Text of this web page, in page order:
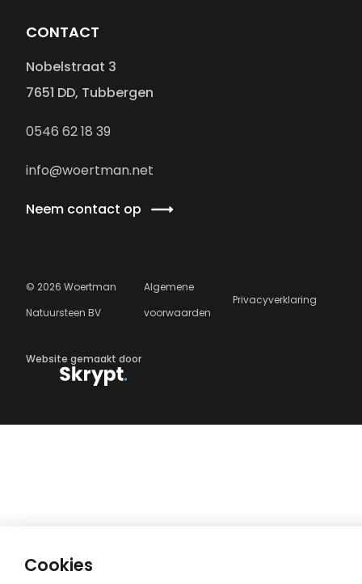
CONTACT
Nobelstraat 3
7651 DD, Tubbergen
0546 62 18 39
info@woertman.net
Neem contact op
© 2026 Woertman
Natuursteen BV
Algemene
voorwaarden
Privacyverklaring
Website gemaakt door
Cookies